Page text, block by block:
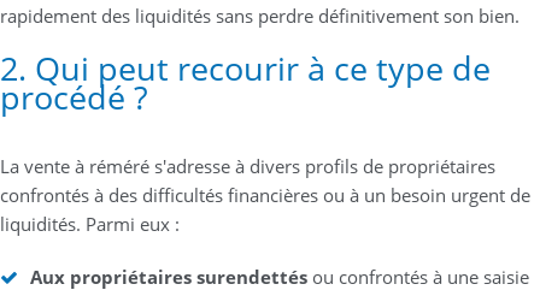
rapidement des liquidités sans perdre définitivement son bien.
2. Qui peut recourir à ce type de
procédé ?
La vente à réméré s'adresse à divers profils de propriétaires
confrontés à des difficultés financières ou à un besoin urgent de
liquidités. Parmi eux :
Aux propriétaires surendettés ou confrontés à une saisie